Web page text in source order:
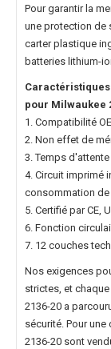
Pour garantir la
une protection de
carter plastique
batteries lithium-
pour Milwaukee
1. Compatibilité
2. Non effet de
3. Temps
4. Circuit imprimé
consommation
5. Certifié par CE,
6. Fonction
7. 12 couches
Nos exigences
strictes, et chaque
2136-20 a
sécurité. Pour
2136-20 sont